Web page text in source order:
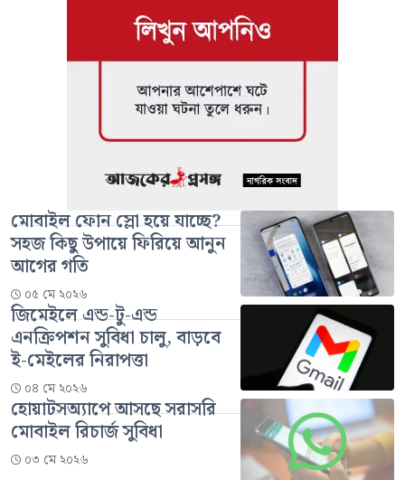
মোবাইল ফোন স্লো হয়ে যাচ্ছে?
সহজ কিছু উপায়ে ফিরিয়ে আনুন
আগের গতি
০৫ মে ২০২৬
জিমেইলে এন্ড-টু-এন্ড
এনক্রিপশন সুবিধা চালু, বাড়বে
ই-মেইলের নিরাপত্তা
০৪ মে ২০২৬
হোয়াটসঅ্যাপে আসছে সরাসরি
মোবাইল রিচার্জ সুবিধা
০৩ মে ২০২৬